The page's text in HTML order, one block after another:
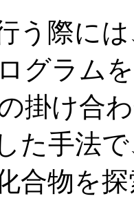
う際に
グラム
掛け合
た手法
合物を